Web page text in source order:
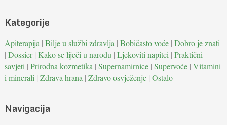
Kategorije
Apiterapija | Bilje u službi zdravlja | Bobičasto voće| Dobro je znati
| Dossier| Kako se liječi u narodu | Ljekoviti napitci | Praktični
savjeti | Prirodna kozmetika | Supernamirnice| Supervoće| Vitamini
i minerali | Zdrava hrana | Zdravo osvježenje| Ostalo
Navigacija